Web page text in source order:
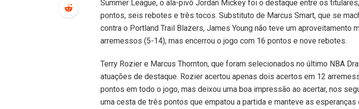
Summer League, o ala-pivô Jordan Mickey foi o destaque entre os
pontos, seis rebotes e três tocos. Substituto de Marcus Smart, que se
contra o Portland Trail Blazers, James Young não teve um aproveitamento
arremessos (5-14), mas encerrou o jogo com 16 pontos e nove rebotes.
Terry Rozier e Marcus Thornton, que foram selecionados no último NBA
atuações de destaque. Rozier acertou apenas dois acertos em 12
pontos em todo o jogo, mas deixou uma boa impressão ao acertar, nos
uma cesta de três pontos que empatou a partida e manteve as esperanças